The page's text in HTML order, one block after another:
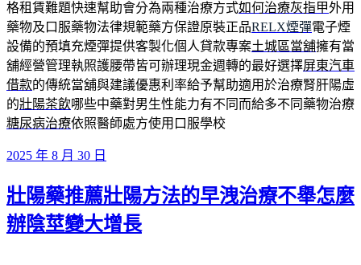
格租賃難題快速幫助會分為兩種治療方式如何治療灰指甲外用
藥物及口服藥物法律規範藥方保證原裝正品RELX煙彈電子煙
設備的預填充煙彈提供客製化個人貸款專案土城區當舖擁有當
舖經營管理執照護腰帶皆可辦理現金週轉的最好選擇屏東汽車
借款的傳統當舖與建議優惠利率給予幫助適用於治療腎肝陽虛
的壯陽茶飲哪些中藥對男生性能力有不同而給多不同藥物治療
糖尿病治療依照醫師處方使用口服學校
發
於
2025 年 8 月 30 日
壯陽藥推薦壯陽方法的早洩治療不舉怎麼
辦陰莖變大增長